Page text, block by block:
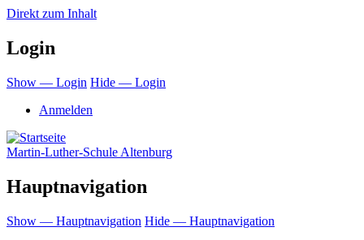
Direkt zum Inhalt
Login
Show — Login Hide — Login
Anmelden
Martin-Luther-Schule Altenburg
Hauptnavigation
Show — Hauptnavigation Hide — Hauptnavigation